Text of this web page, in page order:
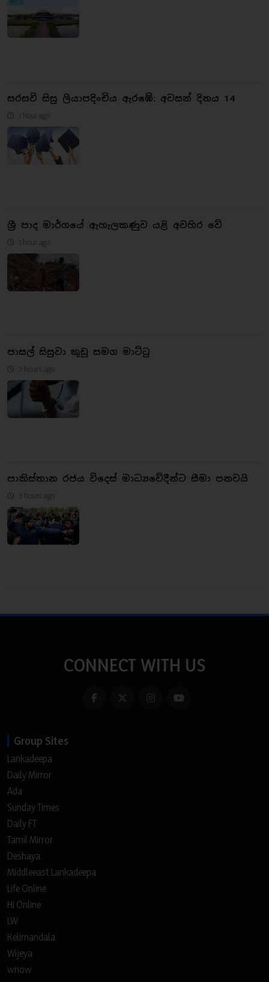
සරසවි සිසු ලියාපදිංචිය ඇරඹේ: අවසන් දිනය 14
1 hour ago
ශ්‍රී පාද මාර්ගයේ ඇහැලකණුව යළි අවහිර වේ
1 hour ago
පාසල් සිසුවා කුඩු සමග මාට්ටු
2 hours ago
පාකිස්තාන රජය විදෙස් මාධ්‍යවේදීන්ට සීමා පනවයි
3 hours ago
CONNECT WITH US
Group Sites
Lankadeepa
Daily Mirror
Ada
Sunday Times
Daily FT
Tamil Mirror
Deshaya
Middleeast Lankadeepa
Life Online
Hi Online
LW
Kelimandala
Wijeya
wnow